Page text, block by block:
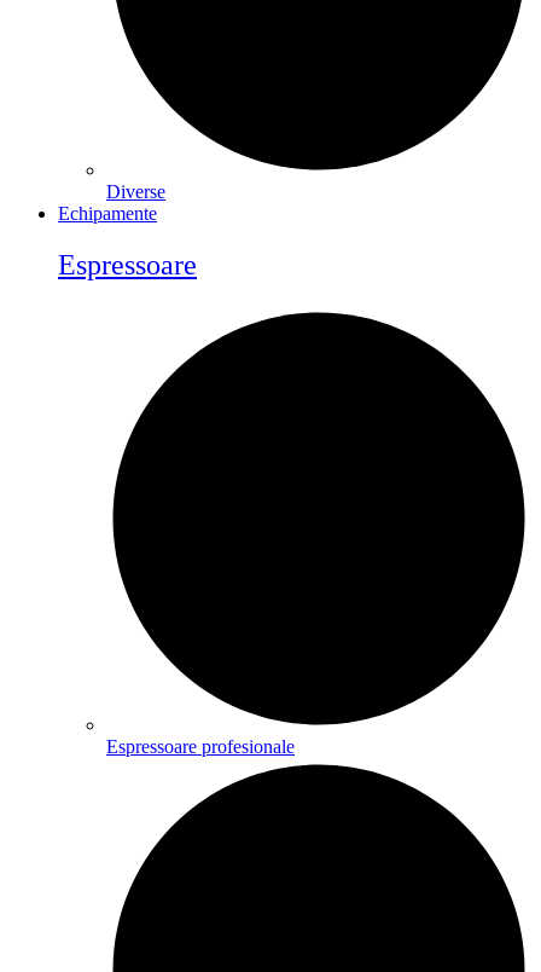
Diverse
Echipamente
Espressoare
Espressoare profesionale